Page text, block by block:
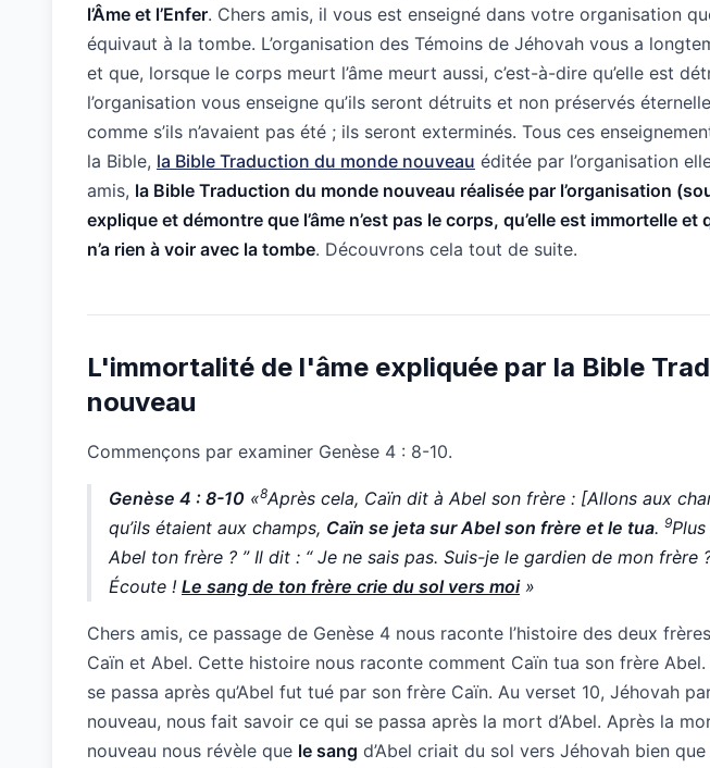
l’Âme et l’Enfer. Chers amis, il vous est enseigné dans votre organisation
équivaut à la tombe. L’organisation des Témoins de Jéhovah vous a
et que, lorsque le corps meurt l’âme meurt aussi, c’est-à-dire qu’elle est
l’organisation vous enseigne qu’ils seront détruits et non préservés
comme s’ils n’avaient pas été ; ils seront exterminés. Tous ces
la Bible, la Bible Traduction du monde nouveau éditée par l’organisation
amis, la Bible Traduction du monde nouveau réalisée par l’organisation
explique et démontre que l’âme n’est pas le corps, qu’elle est immortelle et
n’a rien à voir avec la tombe. Découvrons cela tout de suite.
L'immortalité de l'âme expliquée par la Bible
nouveau
Commençons par examiner Genèse 4 : 8-10.
Genèse 4 : 8-10 «8Après cela, Caïn dit à Abel son frère : [Allons aux
qu’ils étaient aux champs, Caïn se jeta sur Abel son frère et le tua. 9
Abel ton frère ? ” Il dit : “ Je ne sais pas. Suis-​je le gardien de mon frère
Écoute ! Le sang de ton frère crie du sol vers moi»
Chers amis, ce passage de Genèse 4 nous raconte l’histoire des deux
Caïn et Abel. Cette histoire nous raconte comment Caïn tua son frère
se passa après qu’Abel fut tué par son frère Caïn. Au verset 10, Jéhovah
nouveau, nous fait savoir ce qui se passa après la mort d’Abel. Après la
nouveau nous révèle que le sang d’Abel criait du sol vers Jéhovah bien